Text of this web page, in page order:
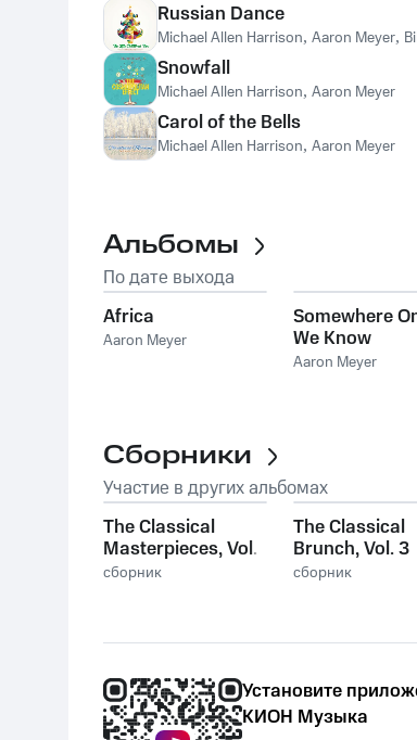
Russian Dance
Michael Allen Harrison, Aaron Meyer,
Snowfall
Michael Allen Harrison, Aaron Meyer
Carol of the Bells
Michael Allen Harrison, Aaron Meyer
Альбомы
По дате выхода
Africa
Aaron Meyer
Somewhere
We Know
Aaron Meyer
Сборники
Участие в других альбомах
The Classical
Masterpieces, Vol.
6
сборник
The Classical
Brunch, Vol. 3
сборник
Установите
КИОН Музыка